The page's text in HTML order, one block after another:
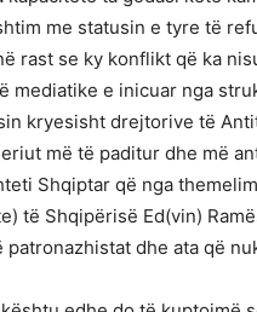
me statusin e tyre të
rast se ky konflikt që ka
mediatike e inicuar nga
kryesisht drejtorive të
më të paditur dhe më
Shqiptar që nga
të Shqipërisë Ed(vin)
dhe ata që